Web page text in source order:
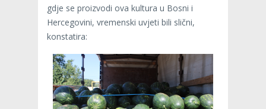
gdje se proizvodi ova kultura u Bosni i
Hercegovini, vremenski uvjeti bili slični,
konstatira: